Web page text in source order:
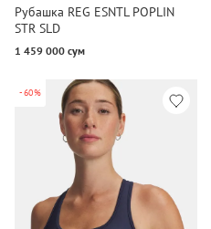
Рубашка REG ESNTL POPLIN
STR SLD
1 459 000 сум
-60%